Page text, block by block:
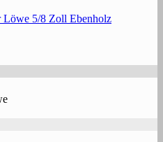
Löwe 5/8 Zoll Ebenholz